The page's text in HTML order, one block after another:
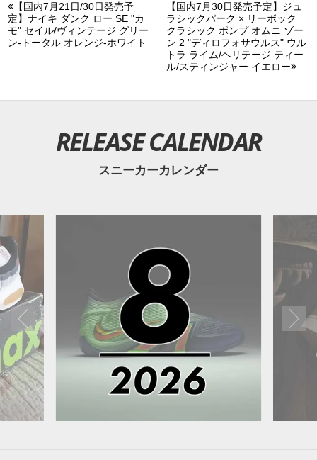
【国内7月21日/30日発売予
定】ナイキ ダンク ロー SE "カ
モ" セイル/ヴィンテージ グリー
ン-トータル オレンジ-ホワイト
【国内7月30日発売予定】ジュ
ラシックパーク × リーボック
クラシック ポンプ オムニ ゾー
ン 2 "ディロフォサウルス" ウル
トラ ライム/ヘリテージ ティー
ル/スティンジャー イエロー
RELEASE CALENDAR
スニーカーカレンダー